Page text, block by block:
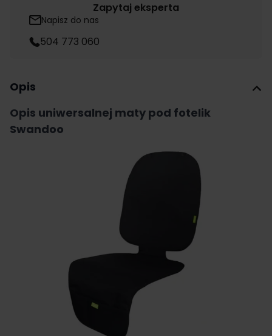
Zapytaj eksperta
Napisz do nas
504 773 060
Opis
Opis uniwersalnej maty pod fotelik
Swandoo